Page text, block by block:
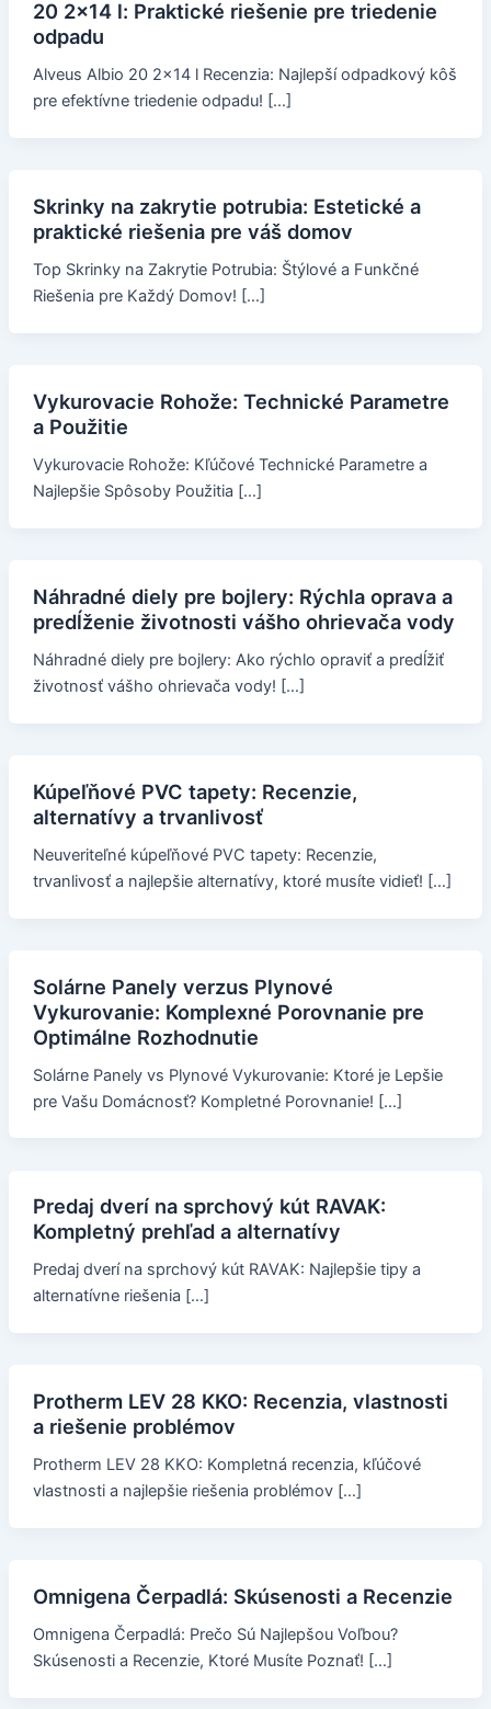
20 2x14 l: Praktické riešenie pre triedenie
odpadu
Alveus Albio 20 2x14 l Recenzia: Najlepší odpadkový kôš
pre efektívne triedenie odpadu! […]
Skrinky na zakrytie potrubia: Estetické a
praktické riešenia pre váš domov
Top Skrinky na Zakrytie Potrubia: Štýlové a Funkčné
Riešenia pre Každý Domov! […]
Vykurovacie Rohože: Technické Parametre
a Použitie
Vykurovacie Rohože: Kľúčové Technické Parametre a
Najlepšie Spôsoby Použitia […]
Náhradné diely pre bojlery: Rýchla oprava a
predĺženie životnosti vášho ohrievača vody
Náhradné diely pre bojlery: Ako rýchlo opraviť a predĺžiť
životnosť vášho ohrievača vody! […]
Kúpeľňové PVC tapety: Recenzie,
alternatívy a trvanlivosť
Neuveriteľné kúpeľňové PVC tapety: Recenzie,
trvanlivosť a najlepšie alternatívy, ktoré musíte vidieť! […]
Solárne Panely verzus Plynové
Vykurovanie: Komplexné Porovnanie pre
Optimálne Rozhodnutie
Solárne Panely vs Plynové Vykurovanie: Ktoré je Lepšie
pre Vašu Domácnosť? Kompletné Porovnanie! […]
Predaj dverí na sprchový kút RAVAK:
Kompletný prehľad a alternatívy
Predaj dverí na sprchový kút RAVAK: Najlepšie tipy a
alternatívne riešenia […]
Protherm LEV 28 KKO: Recenzia, vlastnosti
a riešenie problémov
Protherm LEV 28 KKO: Kompletná recenzia, kľúčové
vlastnosti a najlepšie riešenia problémov […]
Omnigena Čerpadlá: Skúsenosti a Recenzie
Omnigena Čerpadlá: Prečo Sú Najlepšou Voľbou?
Skúsenosti a Recenzie, Ktoré Musíte Poznať! […]